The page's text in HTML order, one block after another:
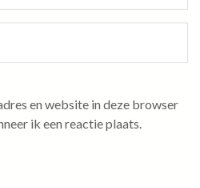
en website in deze browser
ik een reactie plaats.